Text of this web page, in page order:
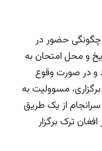
حضور در
و محل امتحان به
و در صورت وقوع
مسوولیت به
از یک طریق
ترک برگزار